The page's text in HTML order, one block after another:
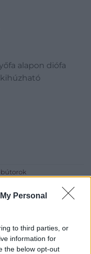
Personal
to third parties, or
information for
the below opt-out
alapon diófa
kihúzható
bútorok